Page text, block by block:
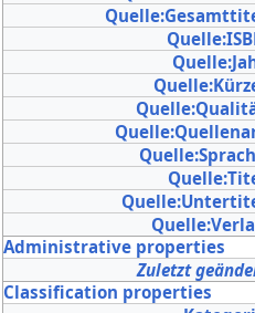
Administrative properties
Zuletzt
Classification properties